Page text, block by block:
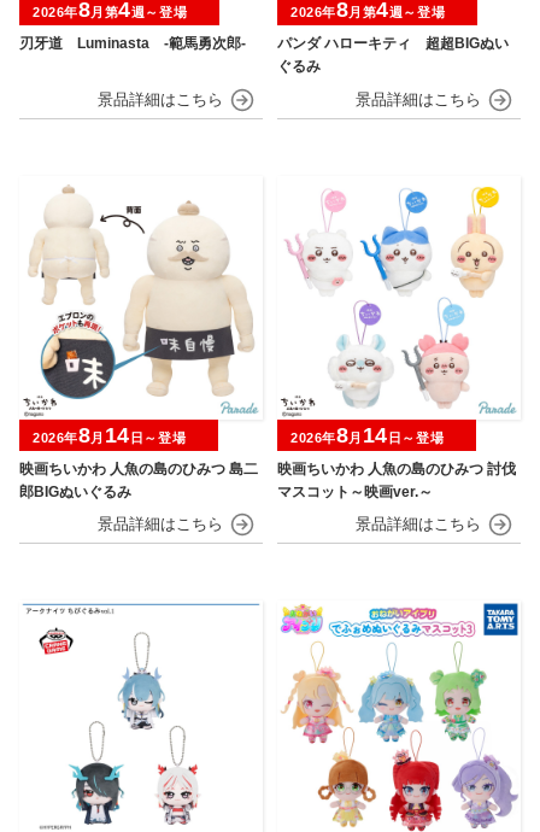
刃牙道 Luminasta ‐範馬勇次郎‐
2026年8月第4週～登場
パンダ ハローキティ 超超BIGぬい
ぐるみ
2026年8月第4週～登場
映画ちいかわ 人魚の島のひみつ 島二
郎BIGぬいぐるみ
2026年8月 14 日～登場
映画ちいかわ 人魚の島のひみつ 討伐
マスコット～映画ver.～
2026年8月 14 日～登場